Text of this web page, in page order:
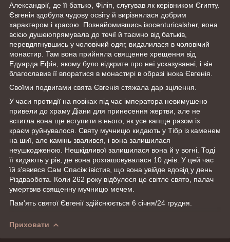
Александрії, де її батько, Філіп, слугував як керівником Єгипту.
Євгенія здобула чудову освіту й вирізнялася добрим
характером і красою. Познайомившись ізocenturicalsher, вона
всією душеюпрямувала до течії й таємно від батьків,
перевдягнувшись у чоловічий одяг, видалилася в чоловічий
монастир. Там вона прийняла священне хрещення від
Едуарда Ефія, якому було відкрите про неї усказуванні, і він
благославив її впоратися в монастирі в образі інока Євгенія.
Своїми подвигами свята Євгенія стяжала дар зцілення.
У часи протидії на повіках під час імператора невимушено
привели до храму Діани для принесення жертви, але не
встигла вона ще вступити в нього, як усе капще разом із
краєм руйнувалося. Святу мучницю кидають у Тібр із каменем
на шиї, але камінь звалився, і вона залишилася
неушкодженою. Нешкідливої залишилася вона й у вогні. Тоді
її кидають у рів, де вона розташовувалася 10 днів. У цей час
їй з'явився Сам Спасіж івістив, що вона увійде вдовід у день
Різдваобота. Коли 262 року відбулося це світле свято, палач
умертвив священну мучницю мечем.
Пам'ять святої Євгенії здійснюється 6 січня/24 грудня.
Приховати